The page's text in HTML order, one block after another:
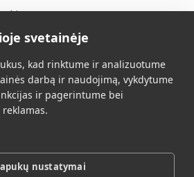
Lietuva
Visi produktai
Privatumo politika
svetainėje
kad rinktume ir analizuotume
darbą ir naudojimą, vykdytume
ir pagerintume bei
nustatymai